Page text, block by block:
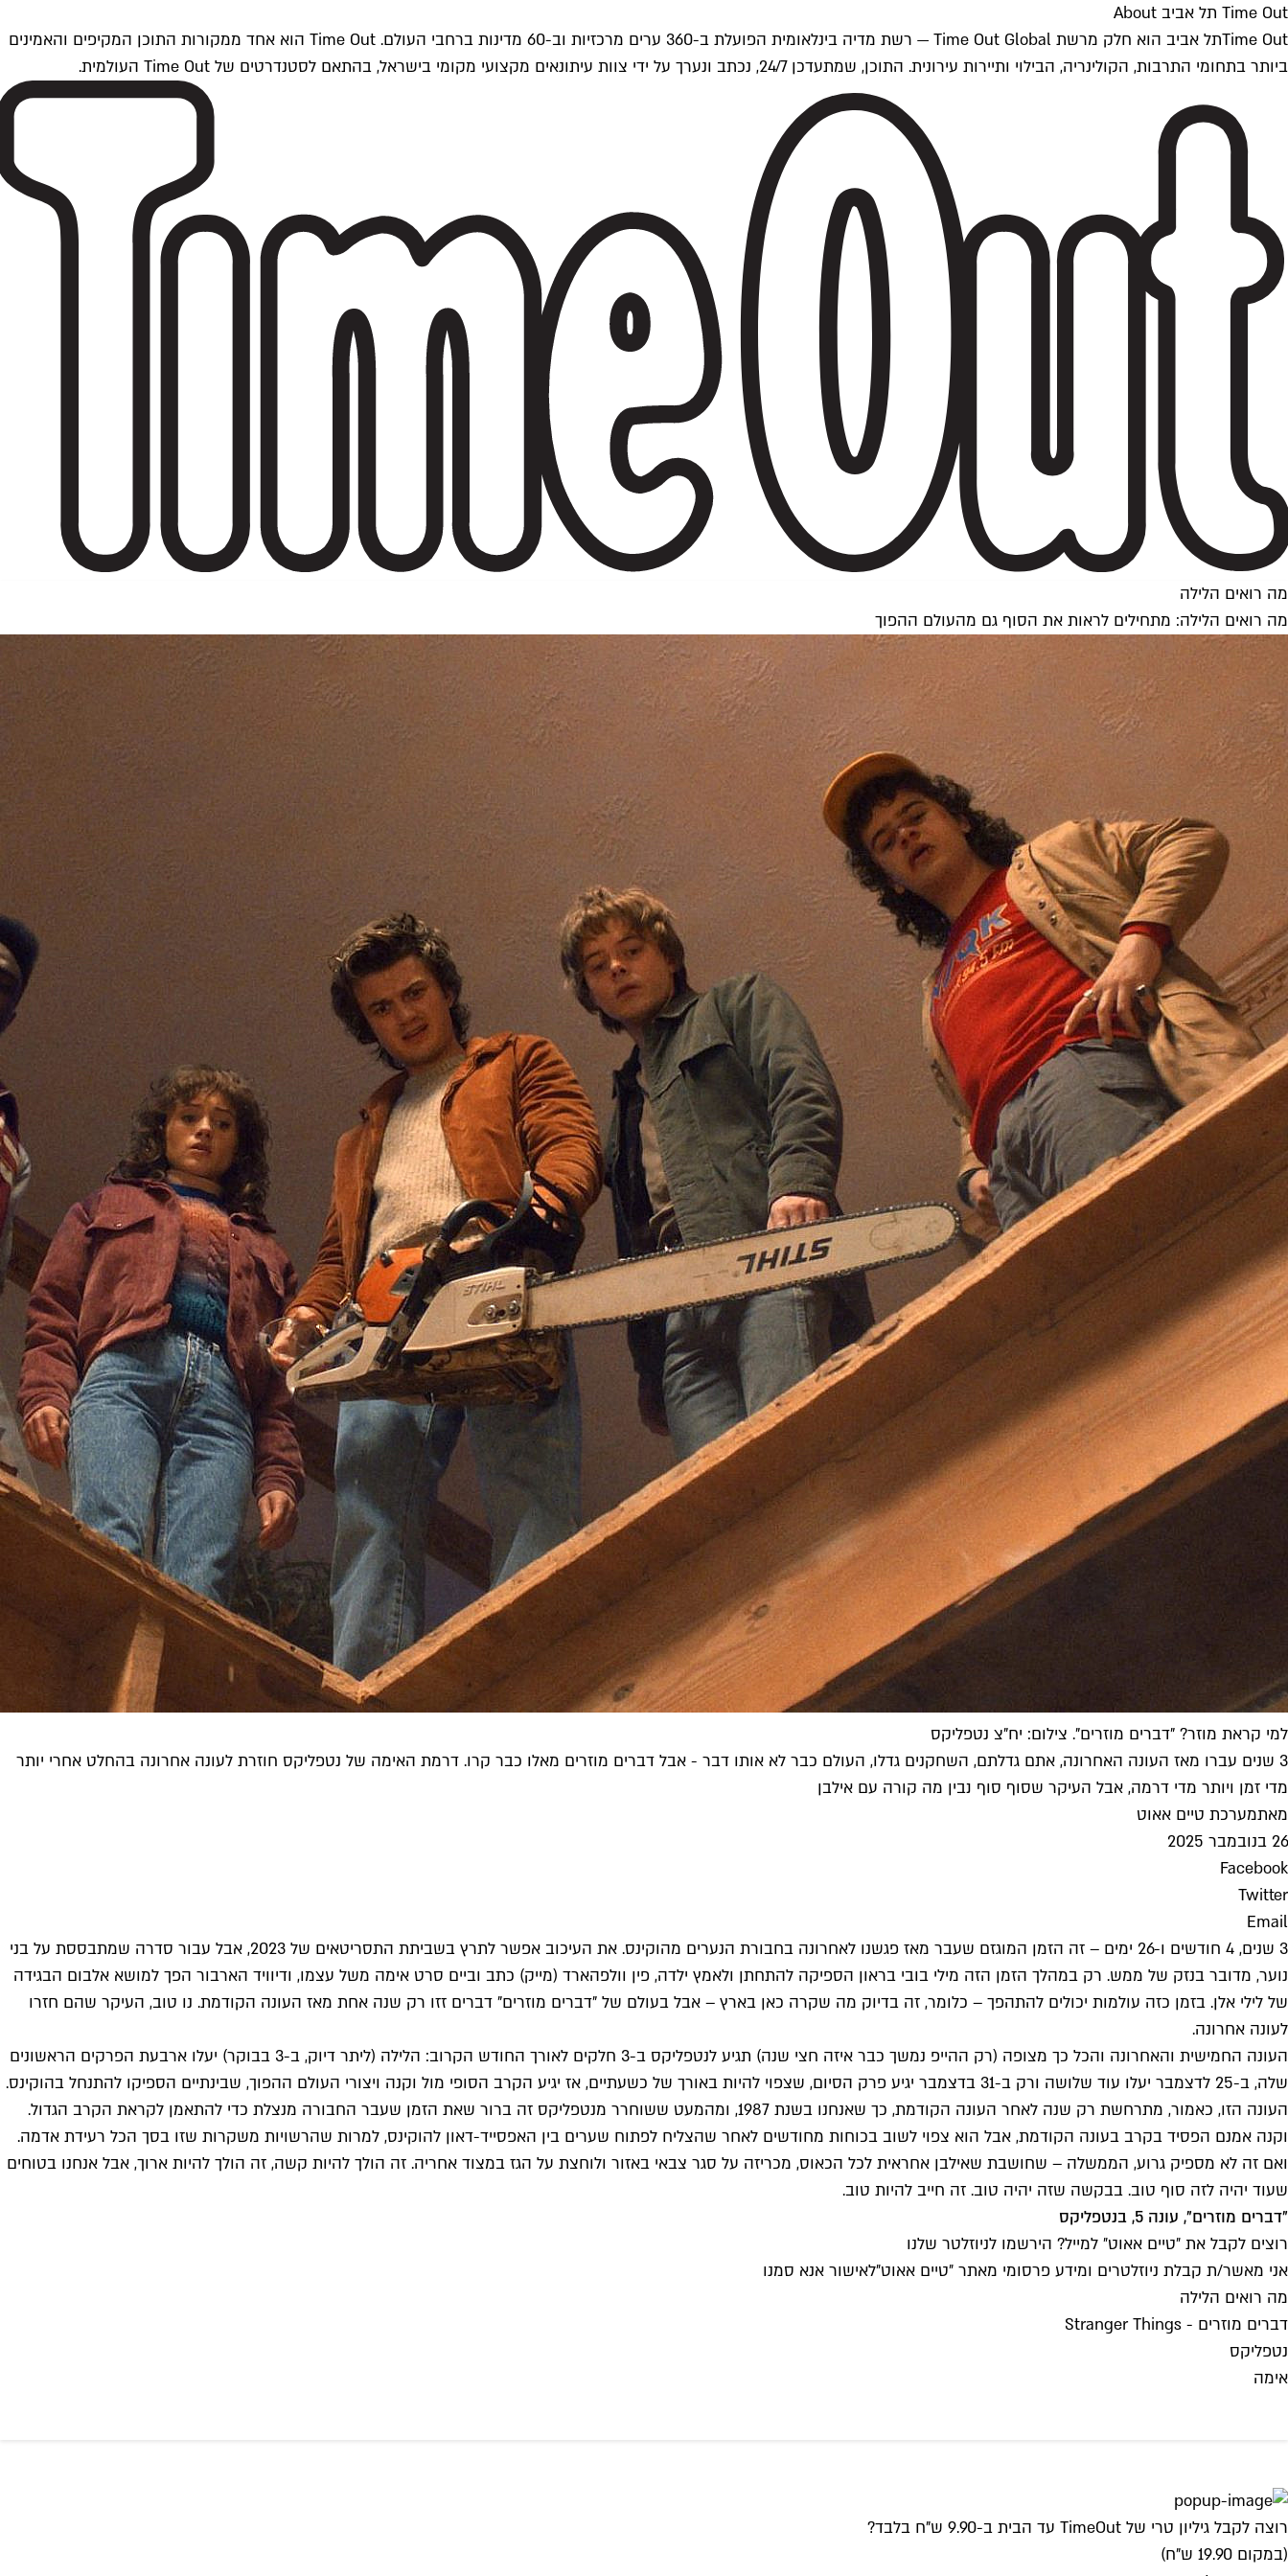
Time Out תל אביב About
Time Outתל אביב הוא חלק מרשת Time Out Global — רשת מדיה בינלאומית הפועלת ב-360 ערים מרכזיות וב-60 מדינות ברחבי העולם. Time Out הוא אחד ממקורות התוכן המקיפים והאמינים
ביותר בתחומי התרבות, הקולינריה, הבילוי ותיירות עירונית. התוכן, שמתעדכן 24/7, נכתב ונערך על ידי צוות עיתונאים מקצועי מקומי בישראל, בהתאם לסטנדרטים של Time Out העולמית.
מה רואים הלילה
מה רואים הלילה: מתחילים לראות את הסוף גם מהעולם ההפוך
למי קראת מוזר? "דברים מוזרים". צילום: יח"צ נטפליקס
3 שנים עברו מאז העונה האחרונה, אתם גדלתם, השחקנים גדלו, העולם כבר לא אותו דבר - אבל דברים מוזרים מאלו כבר קרו. דרמת האימה של נטפליקס חוזרת לעונה אחרונה בהחלט אחרי יותר
מדי זמן ויותר מדי דרמה, אבל העיקר שסוף סוף נבין מה קורה עם אילבן
מאתמערכת טיים אאוט
26 בנובמבר 2025
Facebook
Twitter
Email
3 שנים, 4 חודשים ו-26 ימים – זה הזמן המוגזם שעבר מאז פגשנו לאחרונה בחבורת הנערים מהוקינס. את העיכוב אפשר לתרץ בשביתת התסריטאים של 2023, אבל עבור סדרה שמתבססת על בני
נוער, מדובר בנזק של ממש. רק במהלך הזמן הזה מילי בובי בראון הספיקה להתחתן ולאמץ ילדה, פין וולפהארד (מייק) כתב וביים סרט אימה משל עצמו, ודיוויד הארבור הפך למושא אלבום הבגידה
של לילי אלן. בזמן כזה עולמות יכולים להתהפך – כלומר, זה בדיוק מה שקרה כאן בארץ – אבל בעולם של "דברים מוזרים" דברים זזו רק שנה אחת מאז העונה הקודמת. נו טוב, העיקר שהם חזרו
לעונה אחרונה.
העונה החמישית והאחרונה והכל כך מצופה (רק ההייפ נמשך כבר איזה חצי שנה) תגיע לנטפליקס ב-3 חלקים לאורך החודש הקרוב: הלילה (ליתר דיוק, ב-3 בבוקר) יעלו ארבעת הפרקים הראשונים
שלה, ב-25 לדצמבר יעלו עוד שלושה ורק ב-31 בדצמבר יגיע פרק הסיום, שצפוי להיות באורך של כשעתיים, אז יגיע הקרב הסופי מול וקנה ויצורי העולם ההפוך, שבינתיים הספיקו להתנחל בהוקינס.
העונה הזו, כאמור, מתרחשת רק שנה לאחר העונה הקודמת, כך שאנחנו בשנת 1987, ומהמעט ששוחרר מנטפליקס זה ברור שאת הזמן שעבר החבורה מנצלת כדי להתאמן לקראת הקרב הגדול.
וקנה אמנם הפסיד בקרב בעונה הקודמת, אבל הוא צפוי לשוב בכוחות מחודשים לאחר שהצליח לפתוח שערים בין האפסייד-דאון להוקינס, למרות שהרשויות משקרות שזו בסך הכל רעידת אדמה.
ואם זה לא מספיק גרוע, הממשלה – שחושבת שאילבן אחראית לכל הכאוס, מכריזה על סגר צבאי באזור ולוחצת על הגז במצוד אחריה. זה הולך להיות קשה, זה הולך להיות ארוך, אבל אנחנו בטוחים
שעוד יהיה לזה סוף טוב. בבקשה שזה יהיה טוב. זה חייב להיות טוב.
"דברים מוזרים", עונה 5, בנטפליקס
רוצים לקבל את ״טיים אאוט״ למייל? הירשמו לניוזלטר שלנו
אני מאשר/ת קבלת ניוזלטרים ומידע פרסומי מאתר ״טיים אאוט״לאישור אנא סמנו
מה רואים הלילה
דברים מוזרים - Stranger Things
נטפליקס
אימה
רוצה לקבל גיליון טרי של TimeOut עד הבית ב-9.90 ש"ח בלבד?
(במקום 19.90 ש"ח)